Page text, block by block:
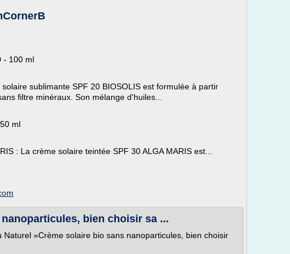
- 100 ml
sublimante SPF 20 BIOSOLIS est formulée à partir
filtre minéraux. Son mélange d'huiles...
ml
: La crème solaire teintée SPF 30 ALGA MARIS est...
bien choisir sa ...
Naturel »Crème solaire bio sans nanoparticules, bien choisir